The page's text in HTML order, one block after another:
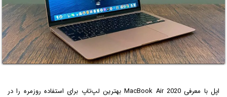
اپل با معرفی MacBook Air 2020 بهترین لپ‌تاپ برای استفاده روزمره را در